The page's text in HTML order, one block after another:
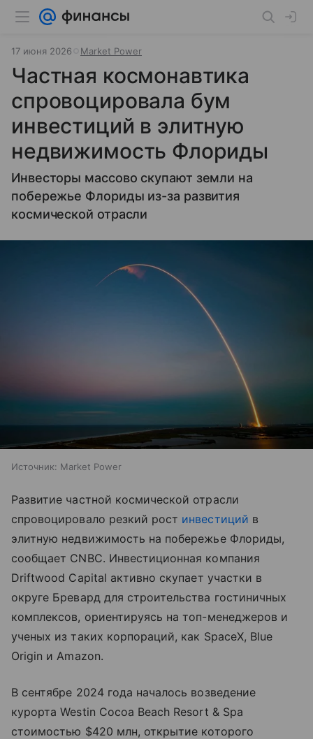
17 июня 2026 Market Power
Частная космонавтика
спровоцировала бум
инвестиций в элитную
недвижимость Флориды
Инвесторы массово скупают земли на
побережье Флориды из-за развития
космической отрасли
Источник: Market Power
Развитие частной космической отрасли
спровоцировало резкий рост инвестиций в
элитную недвижимость на побережье Флориды,
сообщает CNBC. Инвестиционная компания
Driftwood Capital активно скупает участки в
округе Бревард для строительства гостиничных
комплексов, ориентируясь на топ-менеджеров и
ученых из таких корпораций, как SpaceX, Blue
Origin и Amazon.
В сентябре 2024 года началось возведение
курорта Westin Cocoa Beach Resort & Spa
стоимостью $420 млн, открытие которого